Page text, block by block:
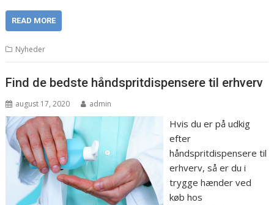
READ MORE
Nyheder
Find de bedste håndspritdispensere til erhverv
august 17, 2020 admin
Hvis du er på udkig
efter
håndspritdispensere til
erhverv, så er du i
trygge hænder ved
køb hos